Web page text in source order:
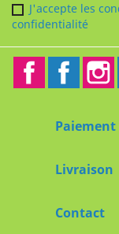
J'accepte les
confidentialité
Facebook
Paiement
Livraison
Contact